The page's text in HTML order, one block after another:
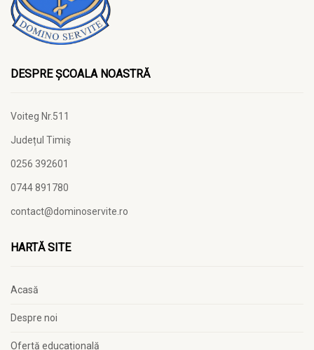
DESPRE ȘCOALA NOASTRĂ
Voiteg Nr.511
Județul Timiş
0256 392601
0744 891780
contact@dominoservite.ro
HARTĂ SITE
Acasă
Despre noi
Ofertă educațională